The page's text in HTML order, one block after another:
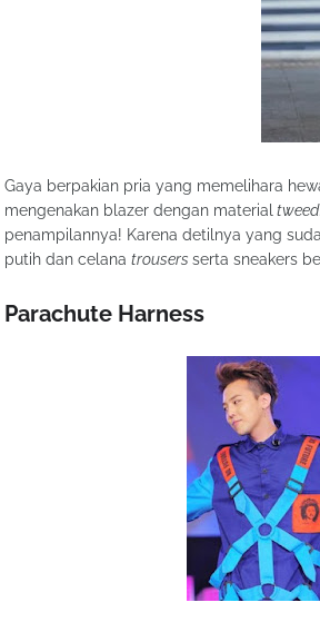
Gaya berpakian pria yang memelihara
mengenakan blazer dengan material tweed
penampilannya! Karena detilnya yang
putih dan celana trousers serta sneakers
Parachute Harness